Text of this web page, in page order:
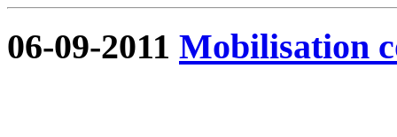
06-09-2011 Mobilisation